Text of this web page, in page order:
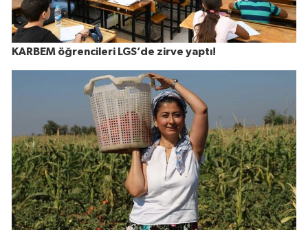
KARBEM öğrencileri LGS’de zirve yaptı!